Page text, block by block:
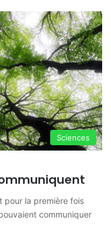
Sciences
pour la première fois
communiquer